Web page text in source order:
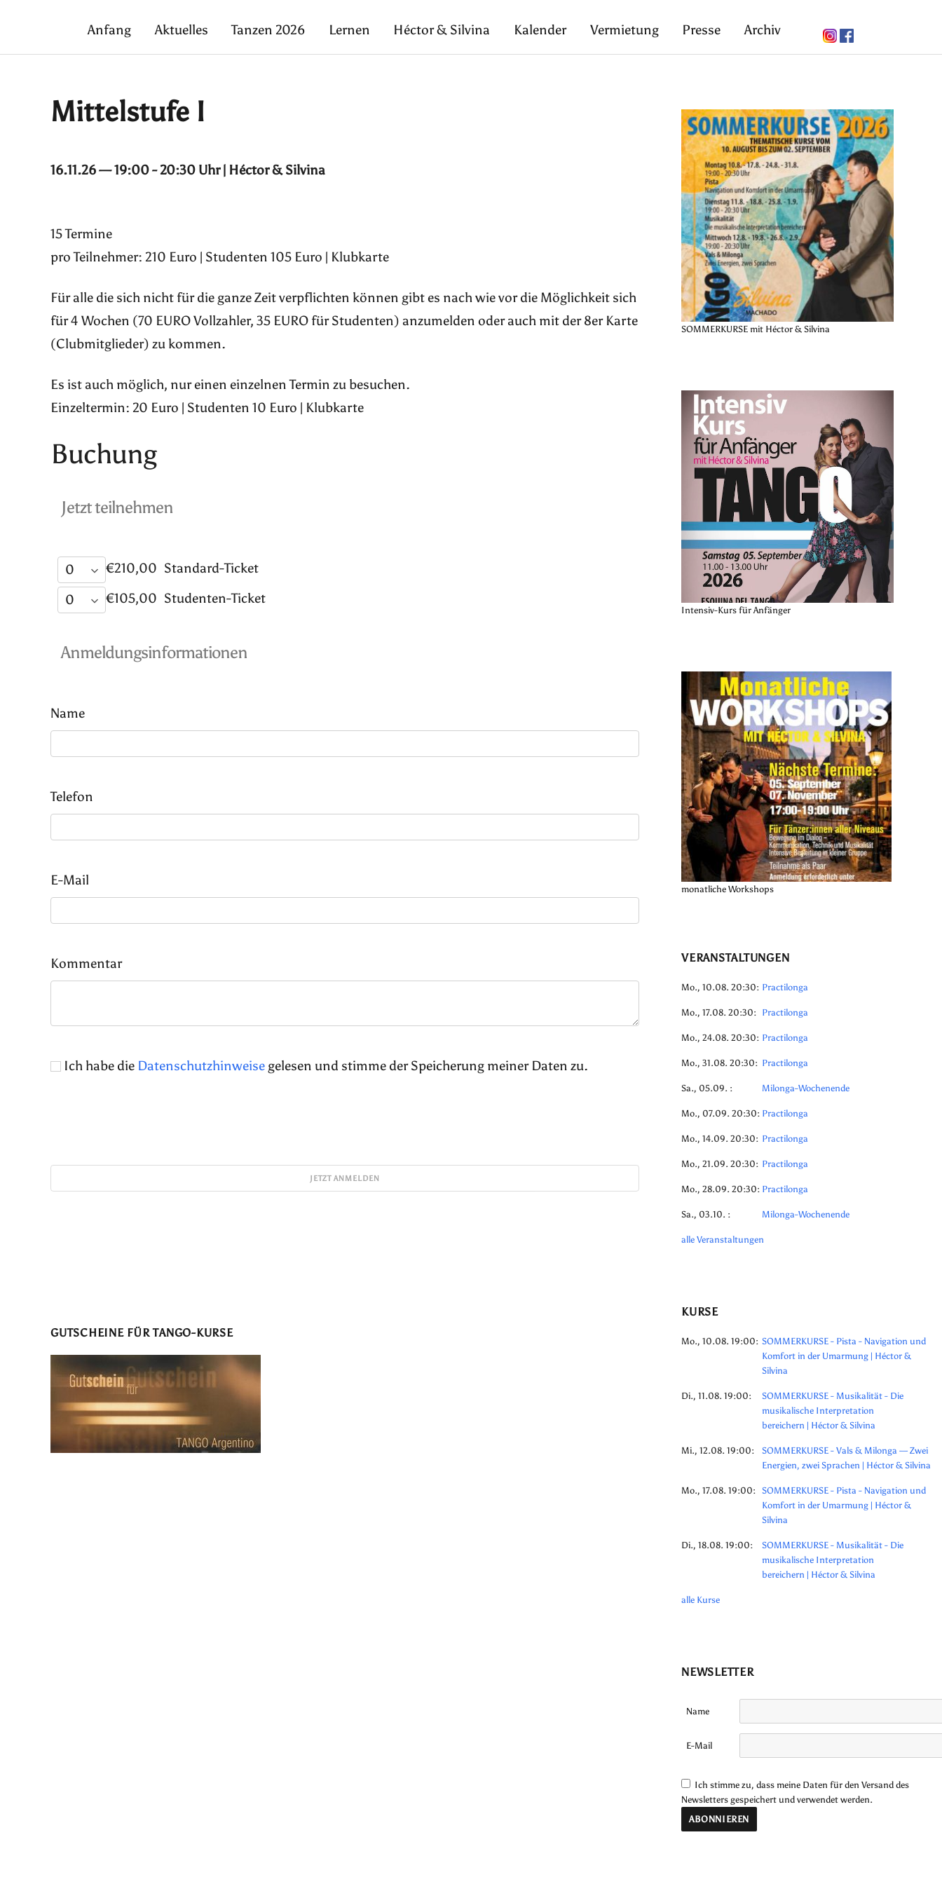
Anfang Aktuelles Tanzen 2026 Lernen Héctor & Silvina Kalender Vermietung Presse Archiv
Mittelstufe I
16.11.26 — 19:00 - 20:30 Uhr | Héctor & Silvina
15 Termine
pro Teilnehmer: 210 Euro | Studenten 105 Euro | Klubkarte
Für alle die sich nicht für die ganze Zeit verpflichten können gibt es nach wie vor die Möglichkeit sich
für 4 Wochen (70 EURO Vollzahler, 35 EURO für Studenten) anzumelden oder auch mit der 8er Karte
(Clubmitglieder) zu kommen.
Es ist auch möglich, nur einen einzelnen Termin zu besuchen.
Einzeltermin: 20 Euro | Studenten 10 Euro | Klubkarte
Buchung
Jetzt teilnehmen
€210,00 Standard-Ticket
€105,00 Studenten-Ticket
Anmeldungsinformationen
Name
Telefon
E-Mail
Kommentar
Ich habe die Datenschutzhinweise gelesen und stimme der Speicherung meiner Daten zu.
GUTSCHEINE FÜR TANGO-KURSE
SOMMERKURSE mit Héctor & Silvina
Intensiv-Kurs für Anfänger
monatliche Workshops
VERANSTALTUNGEN
Mo., 10.08. 20:30: Practilonga
Mo., 17.08. 20:30: Practilonga
Mo., 24.08. 20:30: Practilonga
Mo., 31.08. 20:30: Practilonga
Sa., 05.09. : Milonga-Wochenende
Mo., 07.09. 20:30: Practilonga
Mo., 14.09. 20:30: Practilonga
Mo., 21.09. 20:30: Practilonga
Mo., 28.09. 20:30: Practilonga
Sa., 03.10. : Milonga-Wochenende
alle Veranstaltungen
KURSE
Mo., 10.08. 19:00: SOMMERKURSE - Pista - Navigation und
Komfort in der Umarmung | Héctor &
Silvina
Di., 11.08. 19:00:
SOMMERKURSE - Musikalität - Die
musikalische Interpretation
bereichern | Héctor & Silvina
Mi., 12.08. 19:00:
SOMMERKURSE - Vals & Milonga — Zwei
Energien, zwei Sprachen | Héctor & Silvina
Mo., 17.08. 19:00: SOMMERKURSE - Pista - Navigation und
Komfort in der Umarmung | Héctor &
Silvina
Di., 18.08. 19:00:
SOMMERKURSE - Musikalität - Die
musikalische Interpretation
bereichern | Héctor & Silvina
alle Kurse
NEWSLETTER
Name
E-Mail
Ich stimme zu, dass meine Daten für den Versand des
Newsletters gespeichert und verwendet werden.